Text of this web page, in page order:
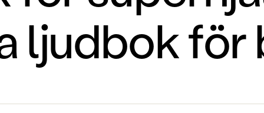
ljudbok för